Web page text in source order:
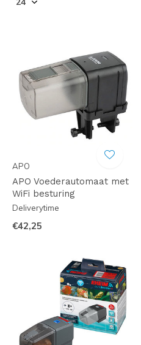
APO
APO Voederautomaat met
WiFi besturing
Deliverytime
€42,25